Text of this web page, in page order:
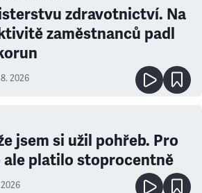
zdravotnictví. Na
zaměstnanců padl
2026
jsem si užil pohřeb. Pro
ale platilo stoprocentně